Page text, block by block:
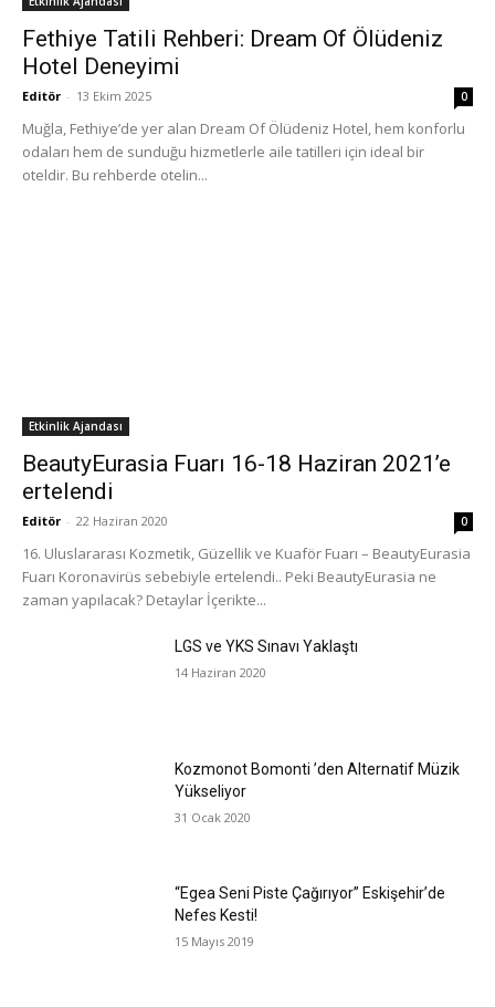
Fethiye Tatili Rehberi: Dream Of Ölüdeniz
Hotel Deneyimi
Editör - 13 Ekim 2025 0
Muğla, Fethiye’de yer alan Dream Of Ölüdeniz Hotel, hem konforlu
odaları hem de sunduğu hizmetlerle aile tatilleri için ideal bir
oteldir. Bu rehberde otelin...
Etkinlik Ajandası
BeautyEurasia Fuarı 16-18 Haziran 2021’e
ertelendi
Editör - 22 Haziran 2020 0
16. Uluslararası Kozmetik, Güzellik ve Kuaför Fuarı – BeautyEurasia
Fuarı Koronavirüs sebebiyle ertelendi.. Peki BeautyEurasia ne
zaman yapılacak? Detaylar İçerikte...
LGS ve YKS Sınavı Yaklaştı
14 Haziran 2020
Kozmonot Bomonti ’den Alternatif Müzik
Yükseliyor
31 Ocak 2020
“Egea Seni Piste Çağırıyor” Eskişehir’de
Nefes Kesti!
15 Mayıs 2019